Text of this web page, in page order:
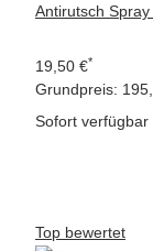
Antirutsch
19,50 €*
Grundpreis:
Sofort verfügbar
Top bewertet